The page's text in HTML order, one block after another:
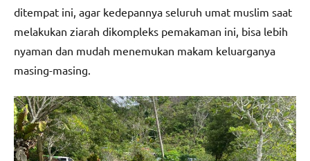
ditempat ini, agar kedepannya seluruh umat muslim saat
melakukan ziarah dikompleks pemakaman ini, bisa lebih
nyaman dan mudah menemukan makam keluarganya
masing-masing.